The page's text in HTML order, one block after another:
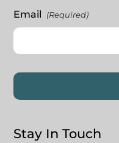
Email (Required)
Stay In Touch